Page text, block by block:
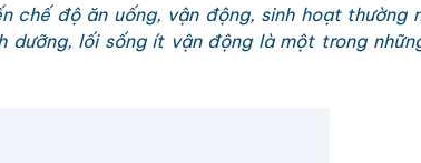
chế độ ăn uống, vận động, sinh hoạt thường
dưỡng, lối sống ít vận động là một trong